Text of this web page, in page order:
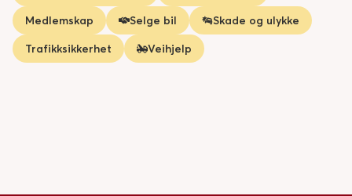
Medlemskap
Selge bil
Skade og ulykke
Trafikksikkerhet
Veihjelp